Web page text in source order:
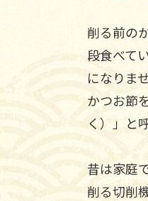
削る前の
段食べて
になりま
かつお節
く）」と
昔は家庭
削る切削